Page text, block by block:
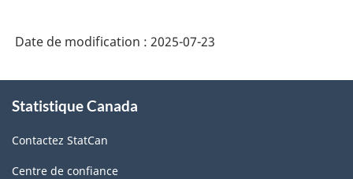
-
manufacturières:
Taux
pondérés
Date de modification : 2025-07-23
propos
ce
site
Statistique Canada
Contactez StatCan
Centre de confiance